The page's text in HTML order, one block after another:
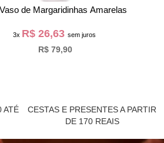
de Margaridinhas Amarelas
3x R$ 26,63 sem juros
R$ 79,90
ATÉ
CESTAS E PRESENTES A PARTIR
DE 170 REAIS